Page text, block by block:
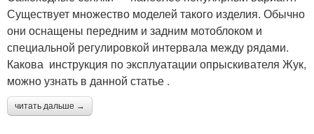
Существует множество моделей такого изделия. Обычно
они оснащены передним и задним мотоблоком и
специальной регулировкой интервала между рядами.
Какова инструкция по эксплуатации опрыскивателя Жук,
можно узнать в данной статье .
читать дальше →